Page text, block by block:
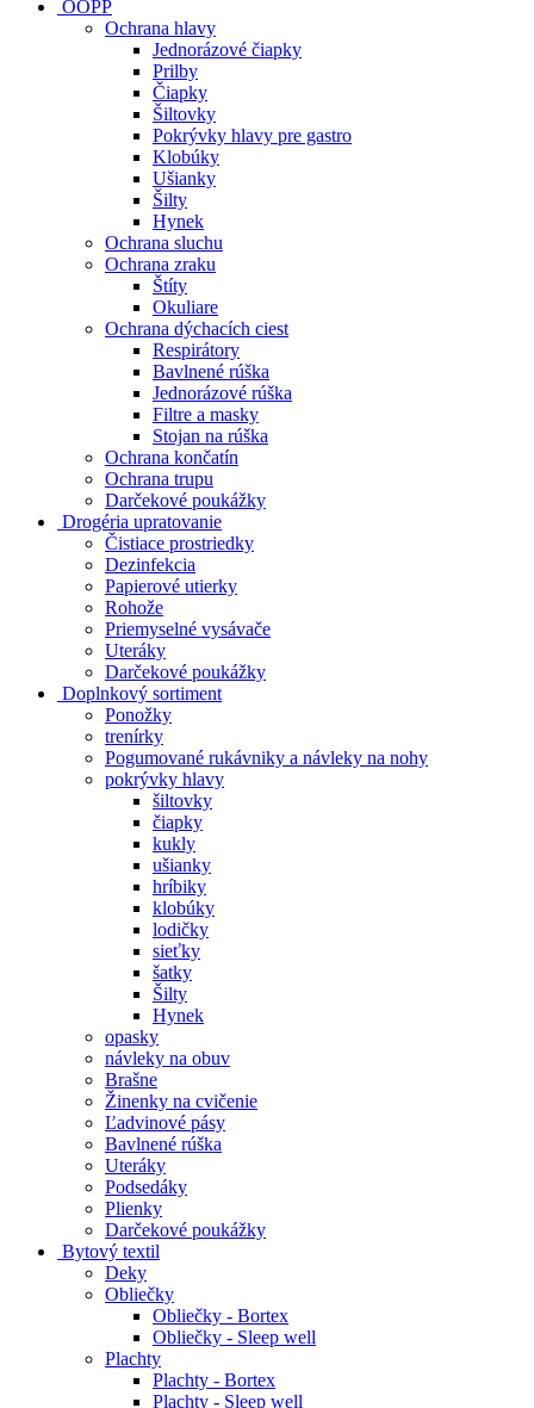
OOPP
Ochrana hlavy
Jednorázové čiapky
Prilby
Čiapky
Šiltovky
Pokrývky hlavy pre gastro
Klobúky
Ušianky
Šilty
Hynek
Ochrana sluchu
Ochrana zraku
Štíty
Okuliare
Ochrana dýchacích ciest
Respirátory
Bavlnené rúška
Jednorázové rúška
Filtre a masky
Stojan na rúška
Ochrana končatín
Ochrana trupu
Darčekové poukážky
Drogéria upratovanie
Čistiace prostriedky
Dezinfekcia
Papierové utierky
Rohože
Priemyselné vysávače
Uteráky
Darčekové poukážky
Doplnkový sortiment
Ponožky
trenírky
Pogumované rukávniky a návleky na nohy
pokrývky hlavy
šiltovky
čiapky
kukly
ušianky
hríbiky
klobúky
lodičky
sieťky
šatky
Šilty
Hynek
opasky
návleky na obuv
Brašne
Žinenky na cvičenie
Ľadvinové pásy
Bavlnené rúška
Uteráky
Podsedáky
Plienky
Darčekové poukážky
Bytový textil
Deky
Obliečky
Obliečky - Bortex
Obliečky - Sleep well
Plachty
Plachty - Bortex
Plachty - Sleep well